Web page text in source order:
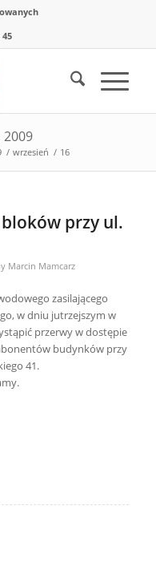
45
/ wrzesień / 16
bloków przy ul.
Marcin Mamcarz
zasilającego
w dniu jutrzejszym w
przerwy w dostępie
budynków przy
41.